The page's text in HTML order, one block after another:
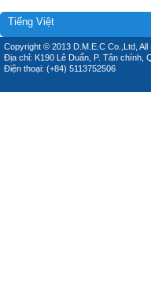
Tiếng Việt
Copyright © 2013 D.M.E.C Co.,Ltd, All
Địa chỉ: K190 Lê Duẩn, P. Tân chính,
Điện thoại: (+84) 5113752506